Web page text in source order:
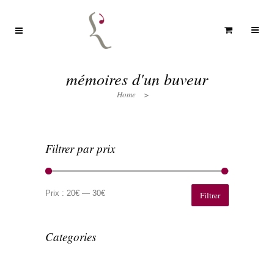
mémoires d'un buveur
Home >
Filtrer par prix
min
max
Filtrer
Prix : 20€ — 30€
Categories